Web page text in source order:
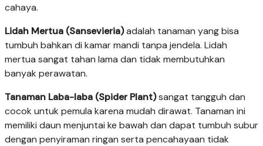
cahaya.
Lidah Mertua (Sansevieria)adalah tanaman yang bisa
tumbuh bahkan di kamar mandi tanpa jendela. Lidah
mertua sangat tahan lama dan tidak membutuhkan
banyak perawatan.
Tanaman Laba-laba (Spider Plant)sangat tangguh dan
cocok untuk pemula karena mudah dirawat. Tanaman ini
memiliki daun menjuntai ke bawah dan dapat tumbuh subur
dengan penyiraman ringan serta pencahayaan tidak